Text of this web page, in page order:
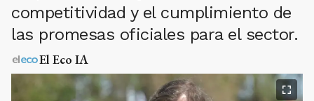
competitividad y el cumplimiento de
las promesas oficiales para el sector.
El Eco IA